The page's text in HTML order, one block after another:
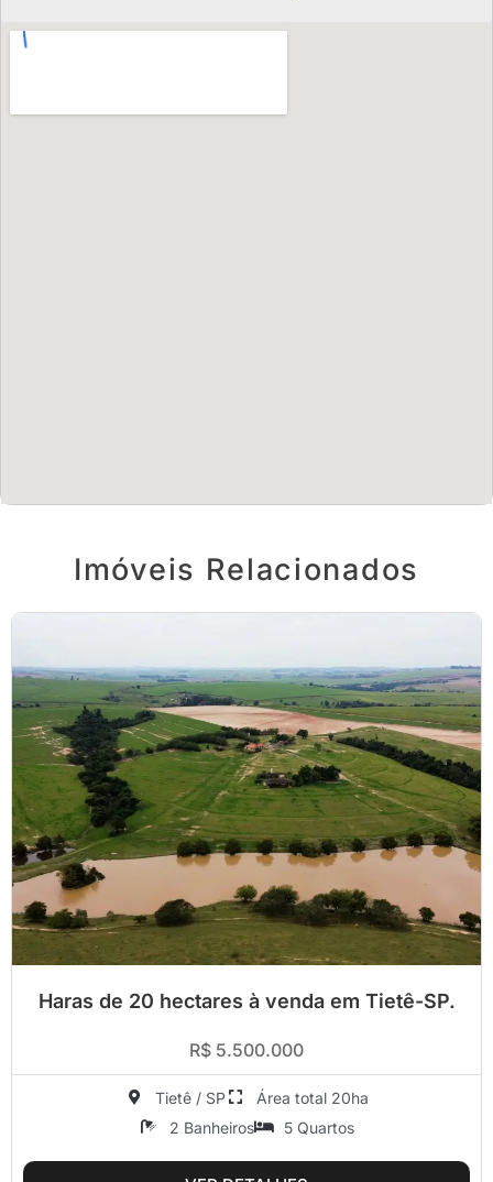
Imóveis Relacionados
Haras de 20 hectares à venda em Tietê-SP.
R$ 5.500.000
Tietê / SP
Área total 20ha
2 Banheiros
5 Quartos